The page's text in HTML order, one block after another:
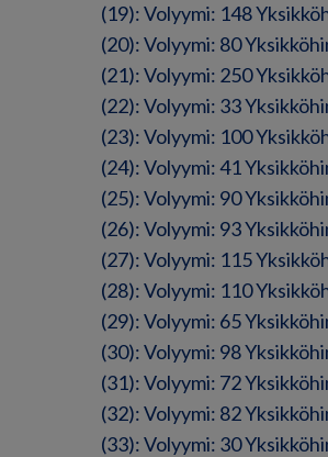
(19): Volyymi: 148
(20): Volyymi: 80
(21): Volyymi: 250
(22): Volyymi: 33
(23): Volyymi: 100
(24): Volyymi: 41
(25): Volyymi: 90
(26): Volyymi: 93
(27): Volyymi: 115
(28): Volyymi: 110
(29): Volyymi: 65
(30): Volyymi: 98
(31): Volyymi: 72
(32): Volyymi: 82
(33): Volyymi: 30